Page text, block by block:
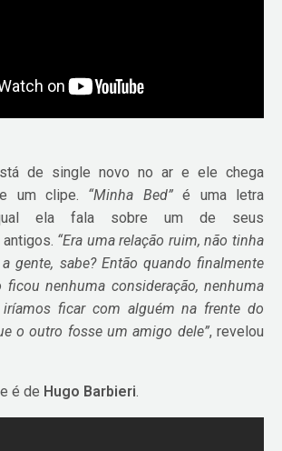
de single novo no ar e ele chega
um clipe. “Minha Bed”é uma letra
ela fala sobre um de seus
“Era uma relação ruim, não tinha
gente, sabe? Então quando finalmente
ficou nenhuma consideração, nenhuma
iríamos ficar com alguém na frente do
o outro fosse um amigo dele”, revelou
é de Hugo Barbieri.